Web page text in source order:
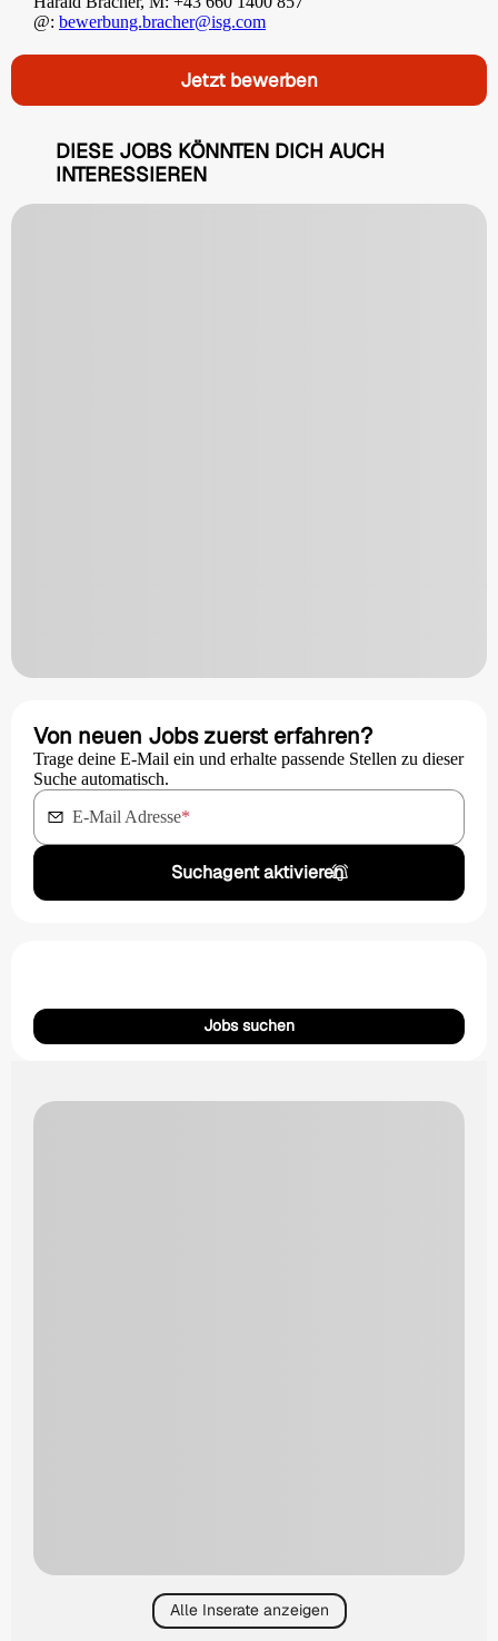
@: bewerbung.bracher@isg.com
Jetzt bewerben
DIESE JOBS KÖNNTEN DICH AUCH
INTERESSIEREN
Von neuen Jobs zuerst erfahren?
Trage deine E-Mail ein und erhalte passende Stellen zu dieser
Suche automatisch.
E-Mail Adresse*
Suchagent aktivieren
Jobs suchen
Alle Inserate anzeigen